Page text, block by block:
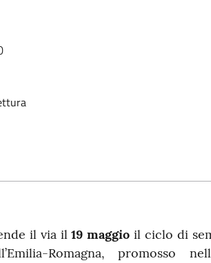
il via il19 maggio il ciclo di
Romagna, promosso